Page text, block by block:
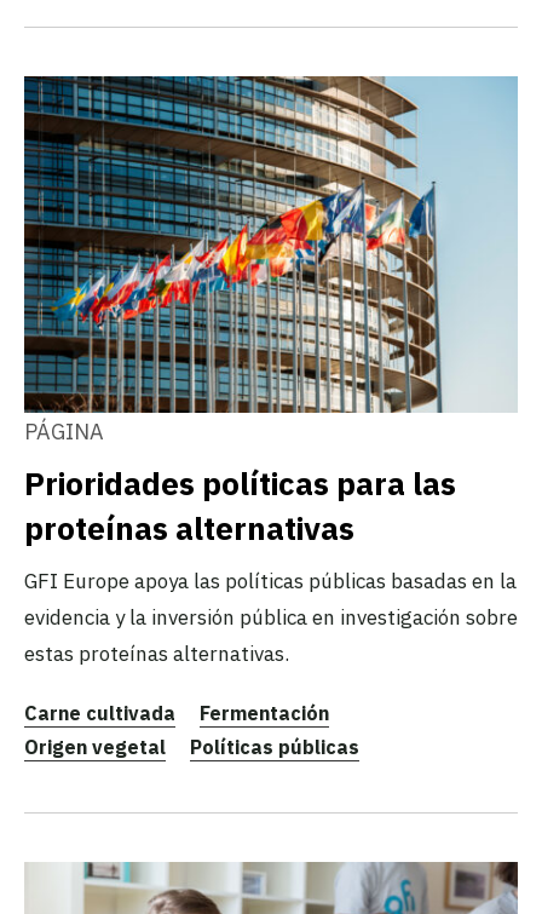
PÁGINA
Prioridades políticas para las
proteínas alternativas
GFI Europe apoya las políticas públicas basadas en la
evidencia y la inversión pública en investigación sobre
estas proteínas alternativas.
Carne cultivada
Fermentación
Origen vegetal
Políticas públicas